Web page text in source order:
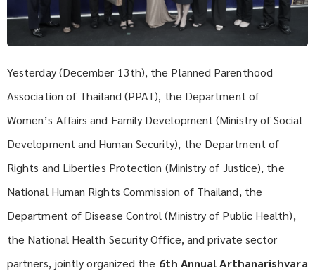
Yesterday (December 13th), the Planned Parenthood
Association of Thailand (PPAT), the Department of
Women’s Affairs and Family Development (Ministry of Social
Development and Human Security), the Department of
Rights and Liberties Protection (Ministry of Justice), the
National Human Rights Commission of Thailand, the
Department of Disease Control (Ministry of Public Health),
the National Health Security Office, and private sector
partners, jointly organized the 6th Annual Arthanarishvara